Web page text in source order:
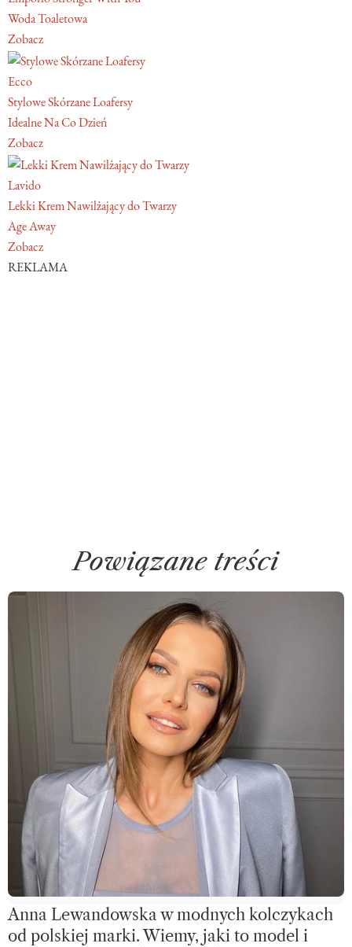
Woda Toaletowa
Zobacz
Ecco
Stylowe Skórzane Loafersy
Idealne Na Co Dzień
Zobacz
Lavido
Lekki Krem Nawilżający do Twarzy
Age Away
Zobacz
REKLAMA
Powiązane treści
Anna Lewandowska w modnych kolczykach
od polskiej marki. Wiemy, jaki to model i